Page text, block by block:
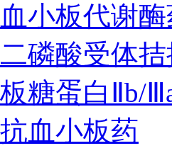
小板代谢
磷酸受体
糖蛋白Ⅱb/
血小板药